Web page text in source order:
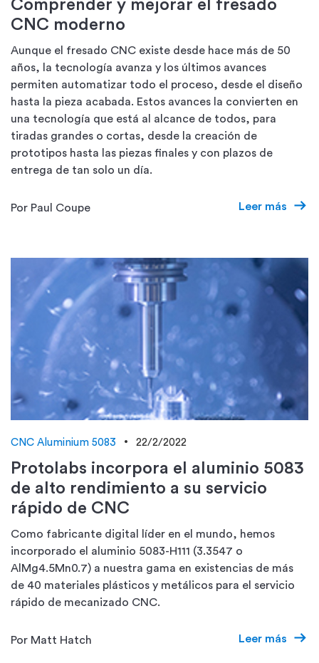
Comprender y mejorar el fresado
CNC moderno
Aunque el fresado CNC existe desde hace más de 50
años, la tecnología avanza y los últimos avances
permiten automatizar todo el proceso, desde el diseño
hasta la pieza acabada. Estos avances la convierten en
una tecnología que está al alcance de todos, para
tiradas grandes o cortas, desde la creación de
prototipos hasta las piezas finales y con plazos de
entrega de tan solo un día.
Por Paul Coupe Leer más
CNC Aluminium 5083 22/2/2022
Protolabs incorpora el aluminio 5083
de alto rendimiento a su servicio
rápido de CNC
Como fabricante digital líder en el mundo, hemos
incorporado el aluminio 5083-H111 (3.3547 o
AlMg4.5Mn0.7) a nuestra gama en existencias de más
de 40 materiales plásticos y metálicos para el servicio
rápido de mecanizado CNC.
Por Matt Hatch Leer más